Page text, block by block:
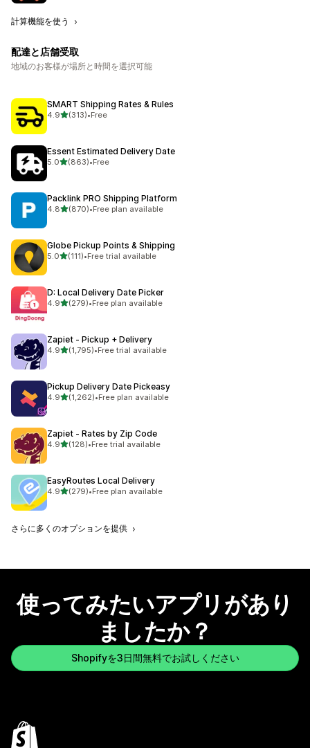
計算機能を使う
配達と店舗受取
地域のお客様が場所と時間を選択可能
SMART Shipping Rates & Rules
4.95つ星中
(313)
合計レビュー数：313件
•Free
Essent Estimated Delivery Date
5.05つ星中
(863)
合計レビュー数：863件
•Free
Packlink PRO Shipping Platform
4.85つ星中
(870)
合計レビュー数：870件
•Free plan available
Globe Pickup Points & Shipping
5.05つ星中
(111)
合計レビュー数：111件
•Free trial available
D: Local Delivery Date Picker
4.95つ星中
(279)
合計レビュー数：279件
•Free plan available
Zapiet ‑ Pickup + Delivery
4.95つ星中
(1,795)
合計レビュー数：1795件
•Free trial available
Pickup Delivery Date Pickeasy
4.95つ星中
(1,262)
合計レビュー数：1262件
•Free plan available
Zapiet ‑ Rates by Zip Code
4.95つ星中
(128)
合計レビュー数：128件
•Free trial available
EasyRoutes Local Delivery
4.95つ星中
(279)
合計レビュー数：279件
•Free plan available
さらに多くのオプションを提供
使ってみたいアプリがあり
ましたか？
Shopifyを3日間無料でお試しください